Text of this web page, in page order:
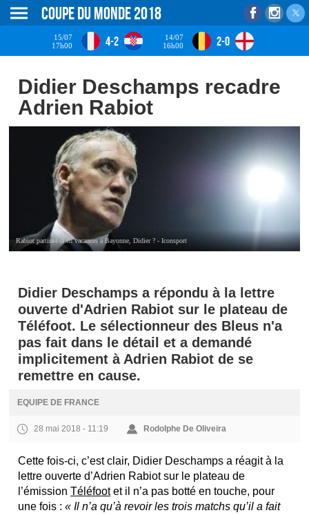
Coupe du monde 2018
15/07
17h00
4-2
14/07
16h00
2-0
Didier Deschamps recadre
Adrien Rabiot
Rabiot partira-t-il en vacances à Bayonne, Didier ? - Iconsport
Didier Deschamps a répondu à la lettre
ouverte d'Adrien Rabiot sur le plateau de
Téléfoot. Le sélectionneur des Bleus n'a
pas fait dans le détail et a demandé
implicitement à Adrien Rabiot de se
remettre en cause.
EQUIPE DE FRANCE
28 mai 2018 - 11:19 Rodolphe De Oliveira
Cette fois-ci, c’est clair, Didier Deschamps a réagit à la
lettre ouverte d’Adrien Rabiot sur le plateau de
l’émissionTéléfootet il n’a pas botté en touche, pour
une fois :« Il n’a qu’à revoir les trois matchs qu’il a fait